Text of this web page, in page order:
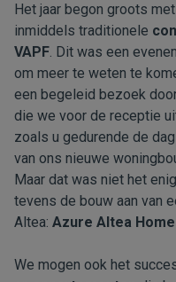
Het jaar begon groots
inmiddels traditionele
VAPF. Dit was een
om meer te weten te
een begeleid bezoek
die we voor de receptie
zoals u gedurende de
van ons nieuwe
Maar dat was niet het
tevens de bouw aan van
Altea: Azure Altea
We mogen ook het